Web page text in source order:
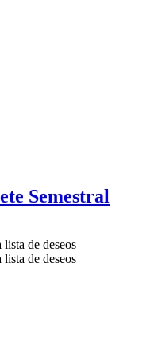
Semestral
de deseos
de deseos